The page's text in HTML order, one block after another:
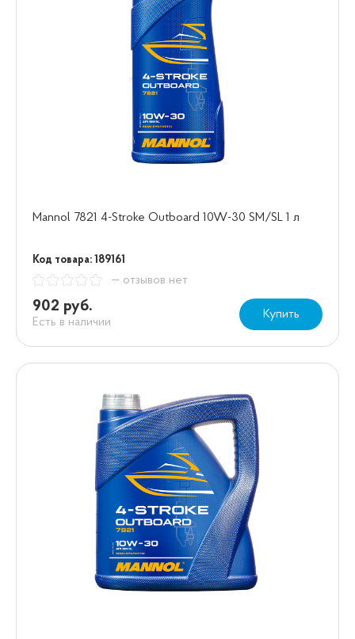
Mannol 7821 4-Stroke Outboard 10W-30 SM/SL 1 л
Код товара: 189161
— отзывов нет
902 руб.
Есть в наличии
Купить